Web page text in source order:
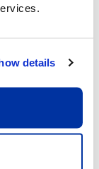
details
sert
la